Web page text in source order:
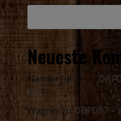
Neueste
Nandor Juhas zu
Pils
Wagnerzu DBP087 –